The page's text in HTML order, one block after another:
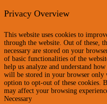
Privacy Overview
This website uses cookies to
through the website. Out of these,
necessary are stored on your
of basic functionalities of the
help us analyze and understand
will be stored in your browser only
option to opt-out of these cookies.
may affect your browsing
Necessary